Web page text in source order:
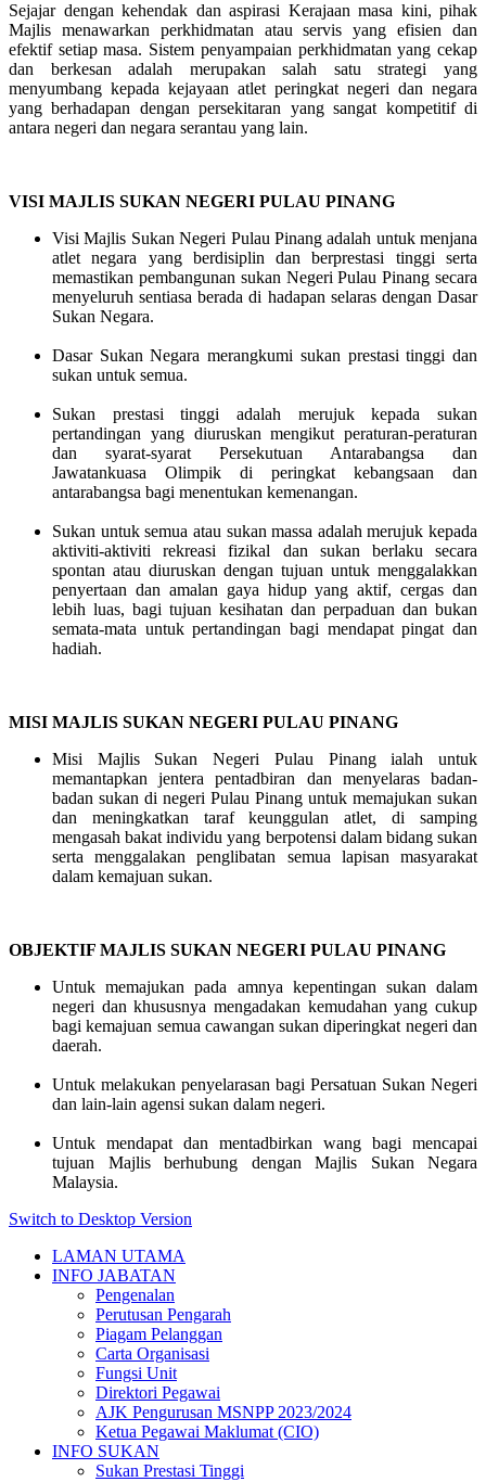
Sejajar dengan kehendak dan aspirasi Kerajaan masa kini, pihak
Majlis menawarkan perkhidmatan atau servis yang efisien dan
efektif setiap masa. Sistem penyampaian perkhidmatan yang cekap
dan berkesan adalah merupakan salah satu strategi yang
menyumbang kepada kejayaan atlet peringkat negeri dan negara
yang berhadapan dengan persekitaran yang sangat kompetitif di
antara negeri dan negara serantau yang lain.
VISI MAJLIS SUKAN NEGERI PULAU PINANG
Visi Majlis Sukan Negeri Pulau Pinang adalah untuk menjana
atlet negara yang berdisiplin dan berprestasi tinggi serta
memastikan pembangunan sukan Negeri Pulau Pinang secara
menyeluruh sentiasa berada di hadapan selaras dengan Dasar
Sukan Negara.
Dasar Sukan Negara merangkumi sukan prestasi tinggi dan
sukan untuk semua.
Sukan prestasi tinggi adalah merujuk kepada sukan
pertandingan yang diuruskan mengikut peraturan-peraturan
dan syarat-syarat Persekutuan Antarabangsa dan
Jawatankuasa Olimpik di peringkat kebangsaan dan
antarabangsa bagi menentukan kemenangan.
Sukan untuk semua atau sukan massa adalah merujuk kepada
aktiviti-aktiviti rekreasi fizikal dan sukan berlaku secara
spontan atau diuruskan dengan tujuan untuk menggalakkan
penyertaan dan amalan gaya hidup yang aktif, cergas dan
lebih luas, bagi tujuan kesihatan dan perpaduan dan bukan
semata-mata untuk pertandingan bagi mendapat pingat dan
hadiah.
MISI MAJLIS SUKAN NEGERI PULAU PINANG
Misi Majlis Sukan Negeri Pulau Pinang ialah untuk
memantapkan jentera pentadbiran dan menyelaras badan-
badan sukan di negeri Pulau Pinang untuk memajukan sukan
dan meningkatkan taraf keunggulan atlet, di samping
mengasah bakat individu yang berpotensi dalam bidang sukan
serta menggalakan penglibatan semua lapisan masyarakat
dalam kemajuan sukan.
OBJEKTIF MAJLIS SUKAN NEGERI PULAU PINANG
Untuk memajukan pada amnya kepentingan sukan dalam
negeri dan khususnya mengadakan kemudahan yang cukup
bagi kemajuan semua cawangan sukan diperingkat negeri dan
daerah.
Untuk melakukan penyelarasan bagi Persatuan Sukan Negeri
dan lain-lain agensi sukan dalam negeri.
Untuk mendapat dan mentadbirkan wang bagi mencapai
tujuan Majlis berhubung dengan Majlis Sukan Negara
Malaysia.
Switch to Desktop Version
LAMAN UTAMA
INFO JABATAN
Pengenalan
Perutusan Pengarah
Piagam Pelanggan
Carta Organisasi
Fungsi Unit
Direktori Pegawai
AJK Pengurusan MSNPP 2023/2024
Ketua Pegawai Maklumat (CIO)
INFO SUKAN
Sukan Prestasi Tinggi